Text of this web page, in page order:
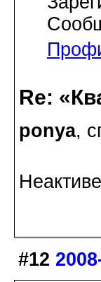
Re:
ponya,
#12